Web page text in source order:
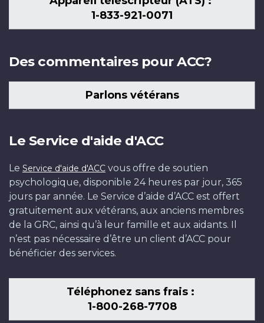
1-833-921-0071
Des commentaires pour ACC?
Parlons vétérans
Le Service d'aide d'ACC
Le Service d'aide d'ACC vous offre de soutien
psychologique, disponible 24 heures par jour, 365
jours par année. Le Service d’aide d’ACC est offert
gratuitement aux vétérans, aux anciens membres
de la GRC, ainsi qu’à leur famille et aux aidants. Il
n’est pas nécessaire d’être un client d’ACC pour
bénéficier des services.
Téléphonez sans frais :
1-800-268-7708